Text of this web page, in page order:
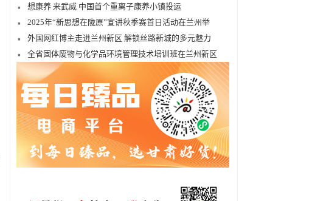
想康养 来武威 中国首个重离子康养小镇投运
2025年“新思想在陇原”宣讲秋季赛首日活动在兰州举
外国网红博主走进兰州新区 解锁丝路新城的多元魅力
全省固体废物与化学品环境管理技术培训班在兰州新区